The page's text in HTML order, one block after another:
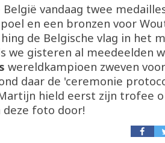
België vandaag twee
en een bronzen voor
de Belgische vlag in het
we gisteren al meedeelden
wereldkampioen zweven
daar de 'ceremonie
hield eerst zijn trofee
deze foto door!